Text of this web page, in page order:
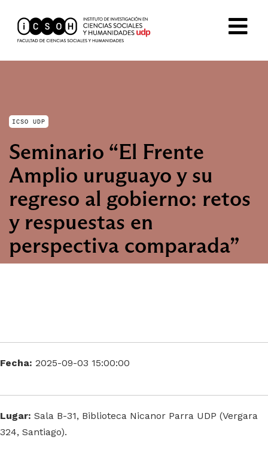
ICSO UDP
Seminario “El Frente
Amplio uruguayo y su
regreso al gobierno: retos
y respuestas en
perspectiva comparada”
Fecha: 2025-09-03 15:00:00
Lugar: Sala B-31, Biblioteca Nicanor Parra UDP (Vergara
324, Santiago).